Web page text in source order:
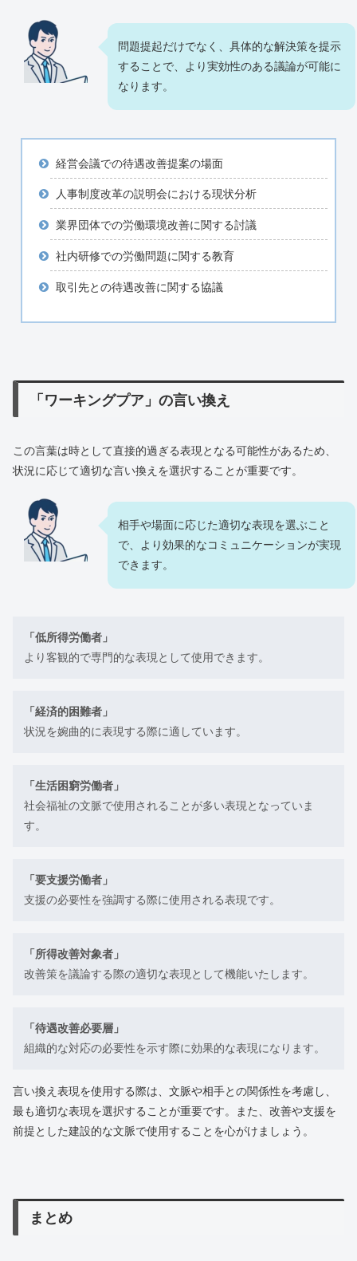
問題提起だけでなく、具体的な解決策を提示
することで、より実効性のある議論が可能に
なります。
経営会議での待遇改善提案の場面
人事制度改革の説明会における現状分析
業界団体での労働環境改善に関する討議
社内研修での労働問題に関する教育
取引先との待遇改善に関する協議
「ワーキングプア」の言い換え
この言葉は時として直接的過ぎる表現となる可能性があるため、
状況に応じて適切な言い換えを選択することが重要です。
相手や場面に応じた適切な表現を選ぶこと
で、より効果的なコミュニケーションが実現
できます。
「低所得労働者」
より客観的で専門的な表現として使用できます。
「経済的困難者」
状況を婉曲的に表現する際に適しています。
「生活困窮労働者」
社会福祉の文脈で使用されることが多い表現となっていま
す。
「要支援労働者」
支援の必要性を強調する際に使用される表現です。
「所得改善対象者」
改善策を議論する際の適切な表現として機能いたします。
「待遇改善必要層」
組織的な対応の必要性を示す際に効果的な表現になります。
言い換え表現を使用する際は、文脈や相手との関係性を考慮し、
最も適切な表現を選択することが重要です。また、改善や支援を
前提とした建設的な文脈で使用することを心がけましょう。
まとめ